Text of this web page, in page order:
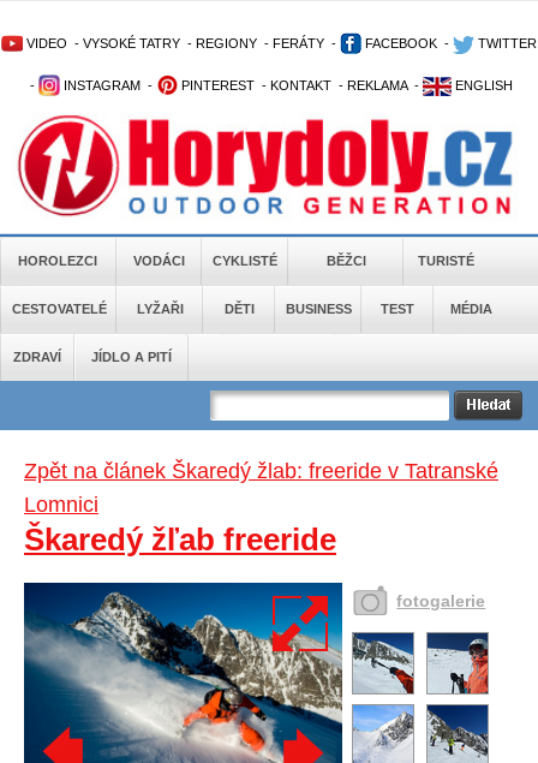
VIDEO - VYSOKÉ TATRY - REGIONY - FERÁTY - FACEBOOK - TWITTER
- INSTAGRAM - PINTEREST - KONTAKT - REKLAMA - ENGLISH
HOROLEZCI VODÁCI CYKLISTÉ BĚŽCI TURISTÉ
CESTOVATELÉ LYŽAŘI DĚTI BUSINESS TEST MÉDIA
ZDRAVÍ JÍDLO A PITÍ
Zpět na článek Škaredý žlab: freeride v Tatranské
Lomnici
Škaredý žľab freeride
fotogalerie